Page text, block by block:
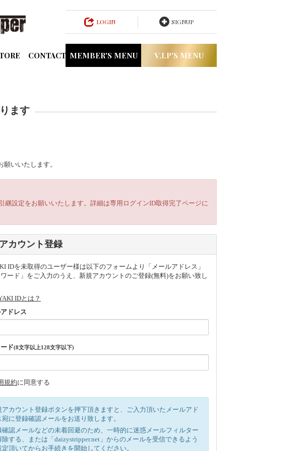
LOGIN SIGNUP
CONTACT V.I.P'S MENU
MEMBER'S MENU
ます
いいたします。
設定をお願いいたします。詳細は専用ログインID取得完了ページに
カウント登録
IDを未取得のユーザー様は以下のフォームより「メールアドレス」
ワード」をご入力のうえ、新規アカウントのご登録(無料)をお願い致し
IDとは？
ドレス
ド(8文字以上128文字以下)
規約に同意する
アカウント登録ボタンを押下頂きますと、ご入力頂いたメールアド
宛に登録確認メールをお送り致します。
確認メールなどの未着回避のため、一時的に迷惑メールフィルター
除する、または「daizystripper.net」からのメールを受信できるよう
定頂いてからお手続きを開始してください。